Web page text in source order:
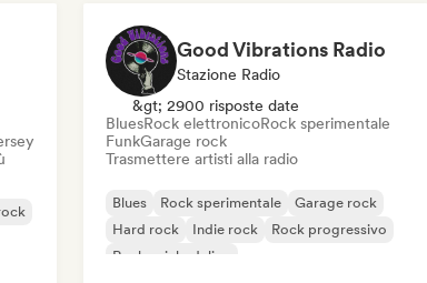
Good Vibrations Radio
Stazione Radio
&gt; 2900 risposte date
BluesRock elettronicoRock sperimentale
FunkGarage rock
Trasmettere artisti alla radio
Blues Rock sperimentale
Garage rock
Hard rock
Indie rock
Rock progressivo
Rock psichedelico